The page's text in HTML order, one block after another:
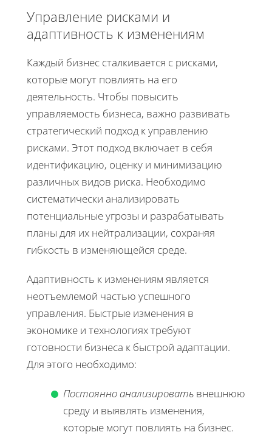
Управление рисками и
адаптивность к изменениям
Каждый бизнес сталкивается с рисками,
которые могут повлиять на его
деятельность. Чтобы повысить
управляемость бизнеса, важно развивать
стратегический подход к управлению
рисками. Этот подход включает в себя
идентификацию, оценку и минимизацию
различных видов риска. Необходимо
систематически анализировать
потенциальные угрозы и разрабатывать
планы для их нейтрализации, сохраняя
гибкость в изменяющейся среде.
Адаптивность к изменениям является
неотъемлемой частью успешного
управления. Быстрые изменения в
экономике и технологиях требуют
готовности бизнеса к быстрой адаптации.
Для этого необходимо:
Постоянно анализировать внешнюю
среду и выявлять изменения,
которые могут повлиять на бизнес.